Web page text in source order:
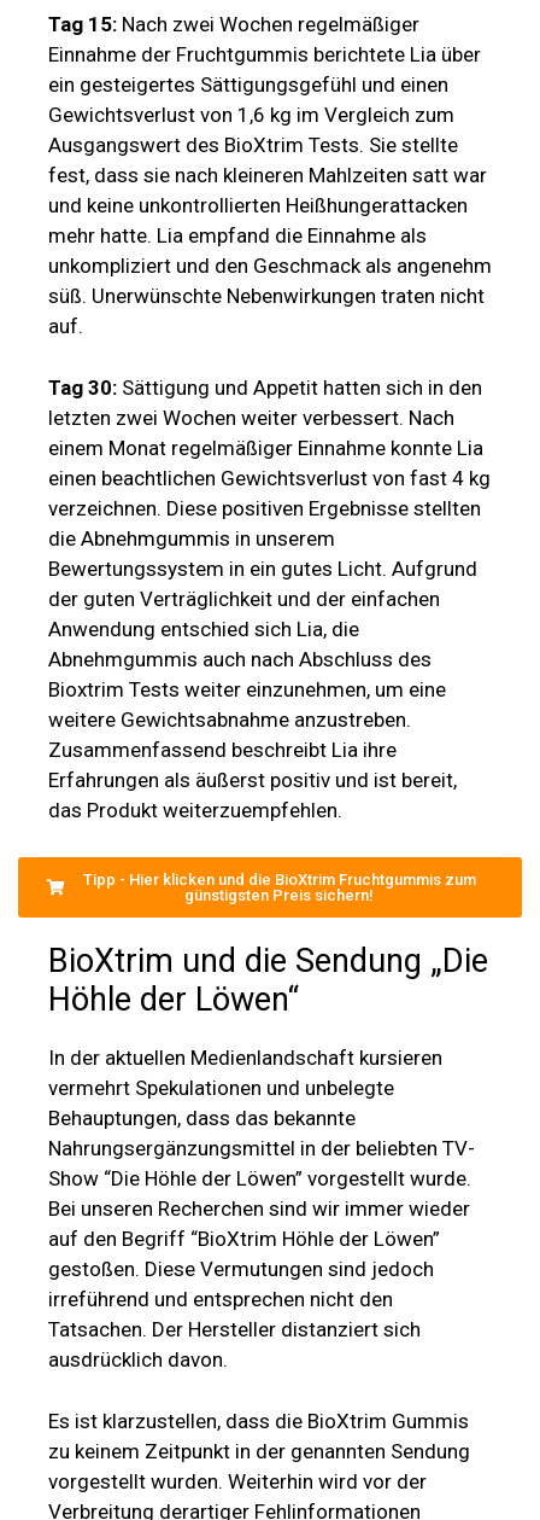
mehr hatte. Lia empfand die Einnahme als
unkompliziert und den Geschmack als angenehm
süß. Unerwünschte Nebenwirkungen traten nicht
auf.
Tag 30:Sättigung und Appetit hatten sich in den
letzten zwei Wochen weiter verbessert. Nach
einem Monat regelmäßiger Einnahme konnte Lia
einen beachtlichen Gewichtsverlust von fast 4 kg
verzeichnen. Diese positiven Ergebnisse stellten
die Abnehmgummis in unserem
der guten Verträglichkeit und der einfachen
Anwendung entschied sich Lia, die
Abnehmgummis auch nach Abschluss des
Bioxtrim Tests weiter einzunehmen, um eine
weitere Gewichtsabnahme anzustreben.
Zusammenfassend beschreibt Lia ihre
Erfahrungen als äußerst positiv und ist bereit,
das Produkt weiterzuempfehlen.
Tipp - Hier klicken und die BioXtrim Fruchtgummis zum
günstigsten Preis sichern!
BioXtrim und die Sendung „Die
Höhle der Löwen“
vermehrt Spekulationen und unbelegte
Behauptungen, dass das bekannte
Show “Die Höhle der Löwen” vorgestellt wurde.
Bei unseren Recherchen sind wir immer wieder
gestoßen. Diese Vermutungen sind jedoch
irreführend und entsprechen nicht den
Tatsachen. Der Hersteller distanziert sich
ausdrücklich davon.
Es ist klarzustellen, dass die BioXtrim Gummis
zu keinem Zeitpunkt in der genannten Sendung
vorgestellt wurden. Weiterhin wird vor der
Verbreitung derartiger Fehlinformationen
gewarnt. Die Verbraucher werden gebeten,
kritisch zu bleiben und die Glaubwürdigkeit der
Liegen offizielle Test- und
Studienberichte vor?